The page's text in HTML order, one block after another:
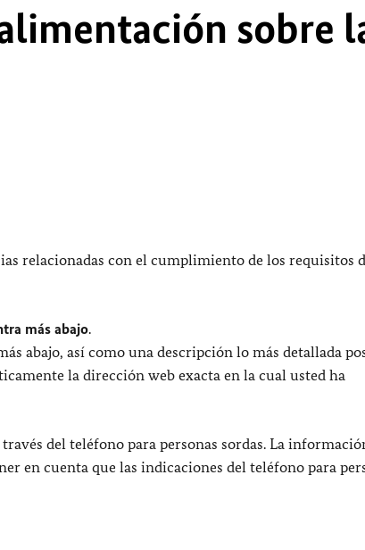
sobre
relacionadas con el cumplimiento de los requisitos
más abajo.
abajo, así como una descripción lo más detallada
la dirección web exacta en la cual usted ha
del teléfono para personas sordas. La
en cuenta que las indicaciones del teléfono para